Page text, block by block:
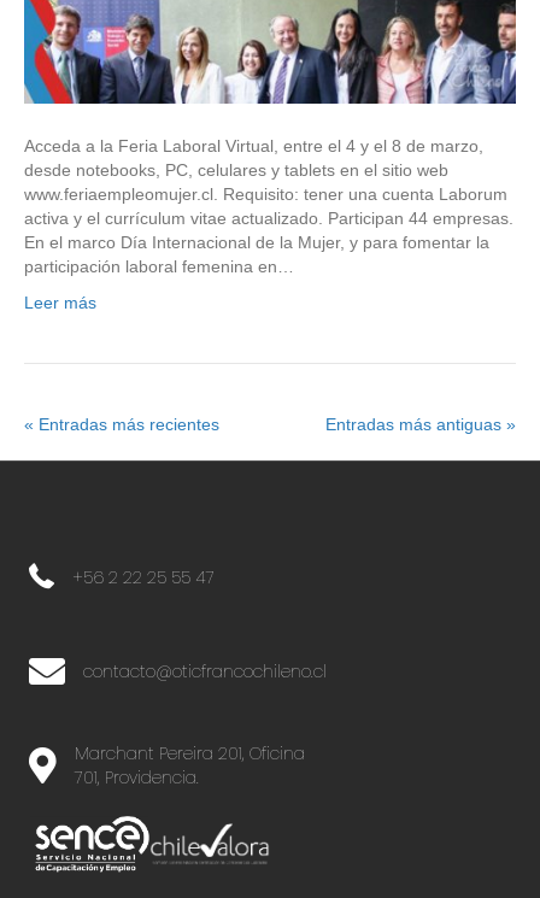
Acceda a la Feria Laboral Virtual, entre el 4 y el 8 de marzo,
desde notebooks, PC, celulares y tablets en el sitio web
www.feriaempleomujer.cl. Requisito: tener una cuenta Laborum
activa y el currículum vitae actualizado. Participan 44 empresas.
En el marco Día Internacional de la Mujer, y para fomentar la
participación laboral femenina en…
Leer más
« Entradas más recientes Entradas más antiguas »
+56 2 22 25 55 47
+56 2 22 25 55 47
contacto@oticfrancochileno.cl
Marchant Pereira 201, Oficina
701, Providencia.